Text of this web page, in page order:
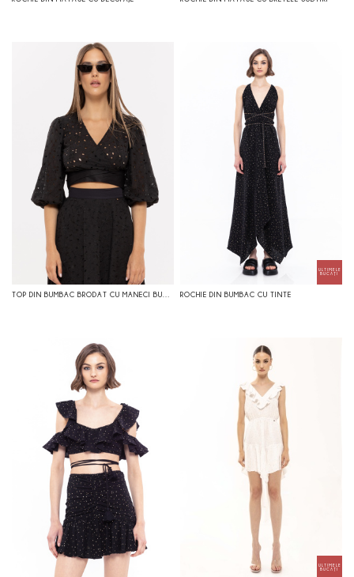
ROCHIE DIN BUMBAC CU TINTE